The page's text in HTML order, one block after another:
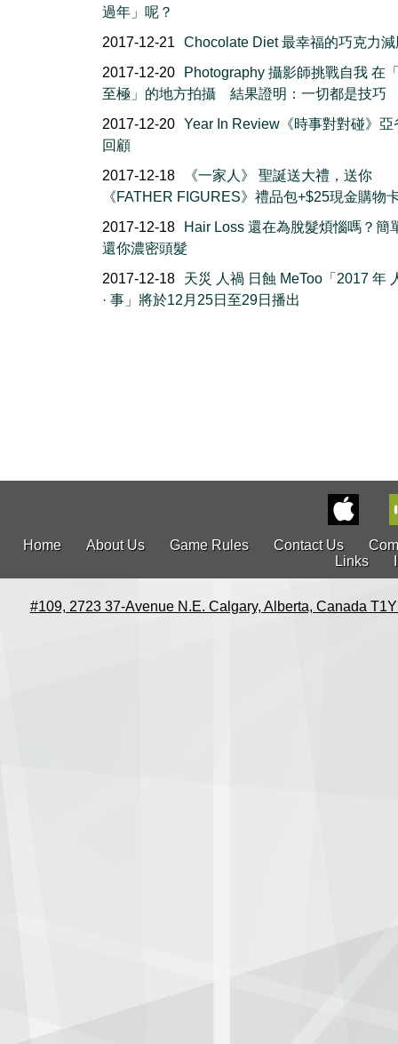
過年」呢？
2017-12-21
Chocolate Diet 最幸福的巧克力
2017-12-20
Photography 攝影師挑戰自我 在
至極」的地方拍攝 結果證明：一切都是技巧
2017-12-20 Year In Review《時事對對碰》亞
回顧
2017-12-18
《一家人》 聖誕送大禮，送你
《FATHER FIGURES》禮品包+$25現金購物
2017-12-18
Hair Loss 還在為脫髮煩惱嗎？簡
還你濃密頭髮
2017-12-18
天災 人禍 日蝕 MeToo「2017 年
· 事」將於12月25日至29日播出
Home About Us Game Rules Contact Us
Links
#109, 2723 37-Avenue N.E. Calgary, Alberta, Canada